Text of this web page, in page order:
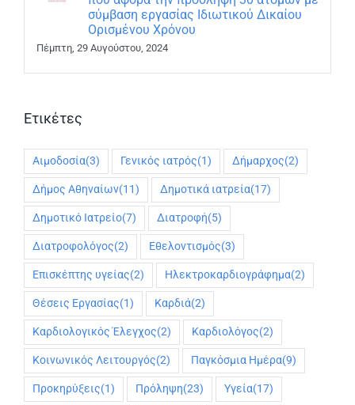
σύμβαση εργασίας Ιδιωτικού Δικαίου
Ορισμένου Χρόνου
Πέμπτη, 29 Αυγούστου, 2024
Ετικέτες
Αιμοδοσία(3) Γενικός ιατρός(1) Δήμαρχος(2)
Δήμος Αθηναίων(11) Δημοτικά ιατρεία(17)
Δημοτικό Ιατρείο(7) Διατροφή(5)
Διατροφολόγος(2) Εθελοντισμός(3)
Επισκέπτης υγείας(2) Ηλεκτροκαρδιογράφημα(2)
Θέσεις Εργασίας(1) Καρδιά(2)
Καρδιολογικός Έλεγχος(2) Καρδιολόγος(2)
Κοινωνικός Λειτουργός(2) Παγκόσμια Ημέρα(9)
Προκηρύξεις(1) Πρόληψη(23) Υγεία(17)